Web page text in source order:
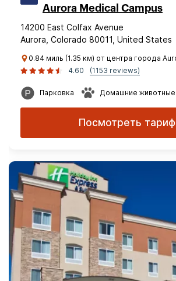
Aurora Medical Campus
14200 East Colfax Avenue
Aurora, Colorado 80011, United States
0.84 миль (1.35 км) от центра города
4.60
(1153 reviews)
Парковка Домашние
Посмотреть